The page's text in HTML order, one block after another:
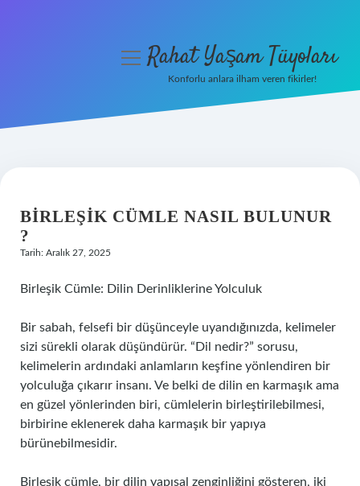
Hakkımızda
menüyüRahat Yaşam Tüyoları
Konforlu anlara ilham veren fikirler!
BIRLEŞIK CÜMLE NASIL BULUNUR
?
Tarih: Aralık 27, 2025
Birleşik Cümle: Dilin Derinliklerine Yolculuk
Bir sabah, felsefi bir düşünceyle uyandığınızda, kelimeler
sizi sürekli olarak düşündürür. “Dil nedir?” sorusu,
kelimelerin ardındaki anlamların keşfine yönlendiren bir
yolculuğa çıkarır insanı. Ve belki de dilin en karmaşık ama
en güzel yönlerinden biri, cümlelerin birleştirilebilmesi,
birbirine eklenerek daha karmaşık bir yapıya
bürünebilmesidir.
Birleşik cümle, bir dilin yapısal zenginliğini gösteren, iki